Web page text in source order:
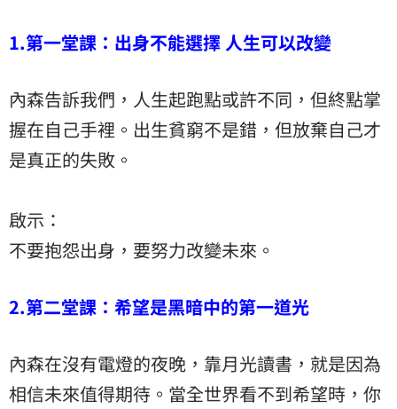
1.第一堂課：出身不能選擇 人生可以改變
內森告訴我們，人生起跑點或許不同，但終點掌
握在自己手裡。出生貧窮不是錯，但放棄自己才
是真正的失敗。
啟示：
不要抱怨出身，要努力改變未來。
2.第二堂課：希望是黑暗中的第一道光
內森在沒有電燈的夜晚，靠月光讀書，就是因為
相信未來值得期待。當全世界看不到希望時，你